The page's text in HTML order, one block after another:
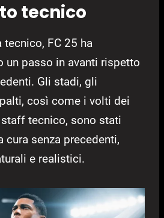
tecnico
FC 25 ha
un passo in avanti rispetto
Gli stadi, gli
così come i volti dei
tecnico, sono stati
cura senza precedenti,
e realistici.